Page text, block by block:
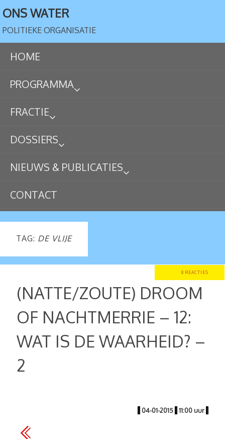
ONS WATER
POLITIEKE ORGANISATIE
HOME
PROGRAMMA
FRACTIE
DOSSIERS
NIEUWS & PUBLICATIES
CONTACT
TAG: DE VLIJE
8 REACTIES
(NATTE/ZOUTE) DROOM
OF NACHTMERRIE – 12:
WAT IS DE WAARHEID? –
2
| 04-01-2015 | 11:00 uur |